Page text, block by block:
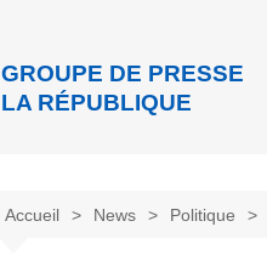
GROUPE DE PRESSE
LA RÉPUBLIQUE
Accueil News Politique